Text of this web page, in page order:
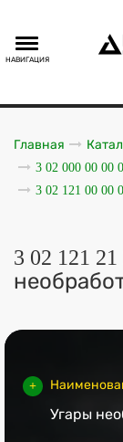
НАВИГАЦИЯ
Главная
3 02 000 00 00 0
3 02 121 00 00 0
3 02 121
Угары